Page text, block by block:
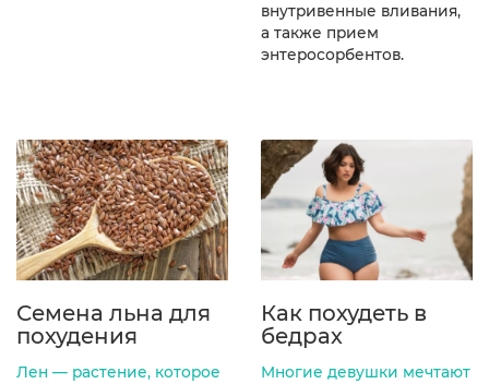
внутривенные вливания,
а также прием
энтеросорбентов.
Семена льна для
похудения
Лен — растение, которое
Как похудеть в
бедрах
Многие девушки мечтают